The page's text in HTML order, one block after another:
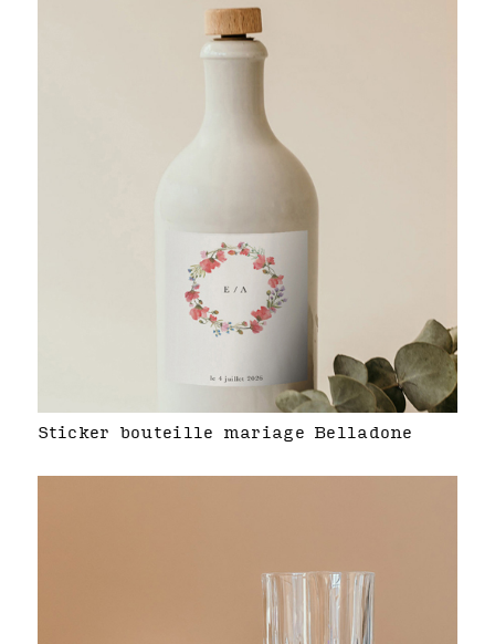
Sticker bouteille mariage Belladone